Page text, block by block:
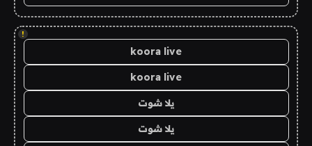
!
koora live
koora live
يلا شوت
يلا شوت